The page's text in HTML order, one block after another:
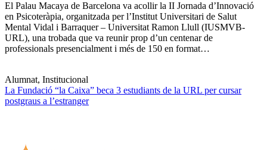
El Palau Macaya de Barcelona va acollir la II Jornada d’Innovació
en Psicoteràpia, organitzada per l’Institut Universitari de Salut
Mental Vidal i Barraquer – Universitat Ramon Llull (IUSMVB-
URL), una trobada que va reunir prop d’un centenar de
professionals presencialment i més de 150 en format…
Alumnat, Institucional
La Fundació “la Caixa” beca 3 estudiants de la URL per cursar
postgraus a l’estranger